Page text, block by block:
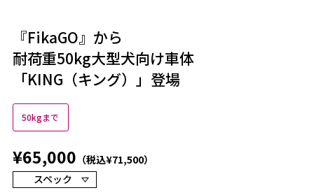
『FikaGO』から
耐荷重50kg大型犬向け車体
「KING（キング）」登場
50kgまで
¥65,000 （税込¥71,500）
スペック